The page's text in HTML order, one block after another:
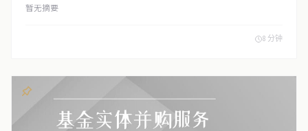
暂无摘要
8 分钟